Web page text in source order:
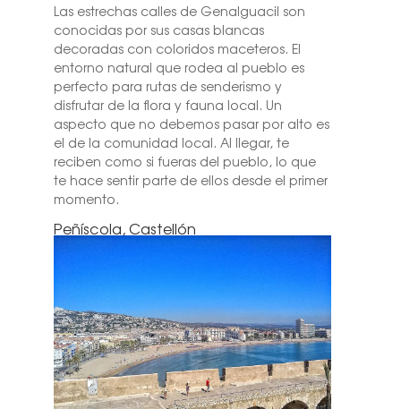
Las estrechas calles de Genalguacil son
conocidas por sus casas blancas
decoradas con coloridos maceteros. El
entorno natural que rodea al pueblo es
perfecto para rutas de senderismo y
disfrutar de la flora y fauna local. Un
aspecto que no debemos pasar por alto es
el de la comunidad local. Al llegar, te
reciben como si fueras del pueblo, lo que
te hace sentir parte de ellos desde el primer
momento.
Peñíscola, Castellón